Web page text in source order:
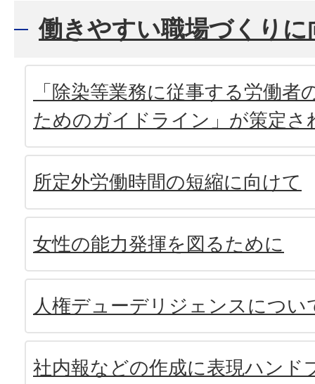
働きやすい職場づくりに
「除染等業務に従事する労働者
ためのガイドライン」が策定さ
所定外労働時間の短縮に向けて
女性の能力発揮を図るために
人権デューデリジェンスについ
社内報などの作成に表現ハンド